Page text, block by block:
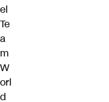
el
Te
a
m
W
orl
d